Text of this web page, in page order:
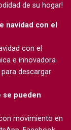
de su hogar!
navidad con el
con el
e innovadora
descargar
se pueden
movimiento en